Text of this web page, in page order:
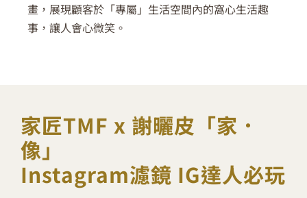
畫，展現顧客於「專屬」生活空間內的窩心生活趣
事，讓人會心微笑。
家匠TMF x 謝曬皮「家．
像」
Instagram濾鏡 IG達人必玩